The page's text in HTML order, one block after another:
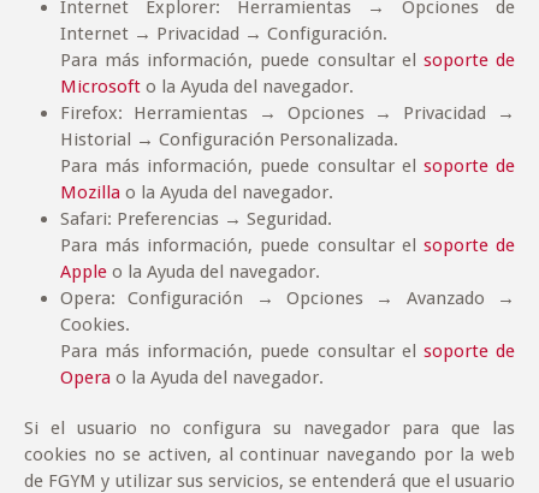
Internet Explorer: Herramientas → Opciones de
Internet → Privacidad → Configuración.
Para más información, puede consultar el soporte de
Microsoft o la Ayuda del navegador.
Firefox: Herramientas → Opciones → Privacidad →
Historial → Configuración Personalizada.
Para más información, puede consultar el soporte de
Mozilla o la Ayuda del navegador.
Safari: Preferencias → Seguridad.
Para más información, puede consultar el soporte de
Apple o la Ayuda del navegador.
Opera: Configuración → Opciones → Avanzado →
Cookies.
Para más información, puede consultar el soporte de
Opera o la Ayuda del navegador.
Si el usuario no configura su navegador para que las
cookies no se activen, al continuar navegando por la web
de FGYM y utilizar sus servicios, se entenderá que el usuario